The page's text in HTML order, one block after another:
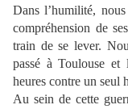
Dans l’humilité,
compréhension de
train de se lever.
passé à Toulouse
heures contre un seul
Au sein de cette